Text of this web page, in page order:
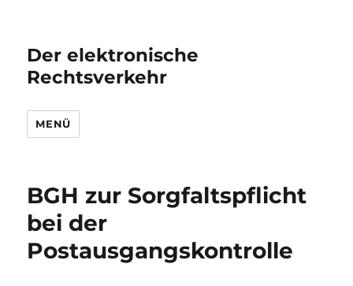
Der elektronische
Rechtsverkehr
MENÜ
BGH zur Sorgfaltspflicht
bei der
Postausgangskontrolle